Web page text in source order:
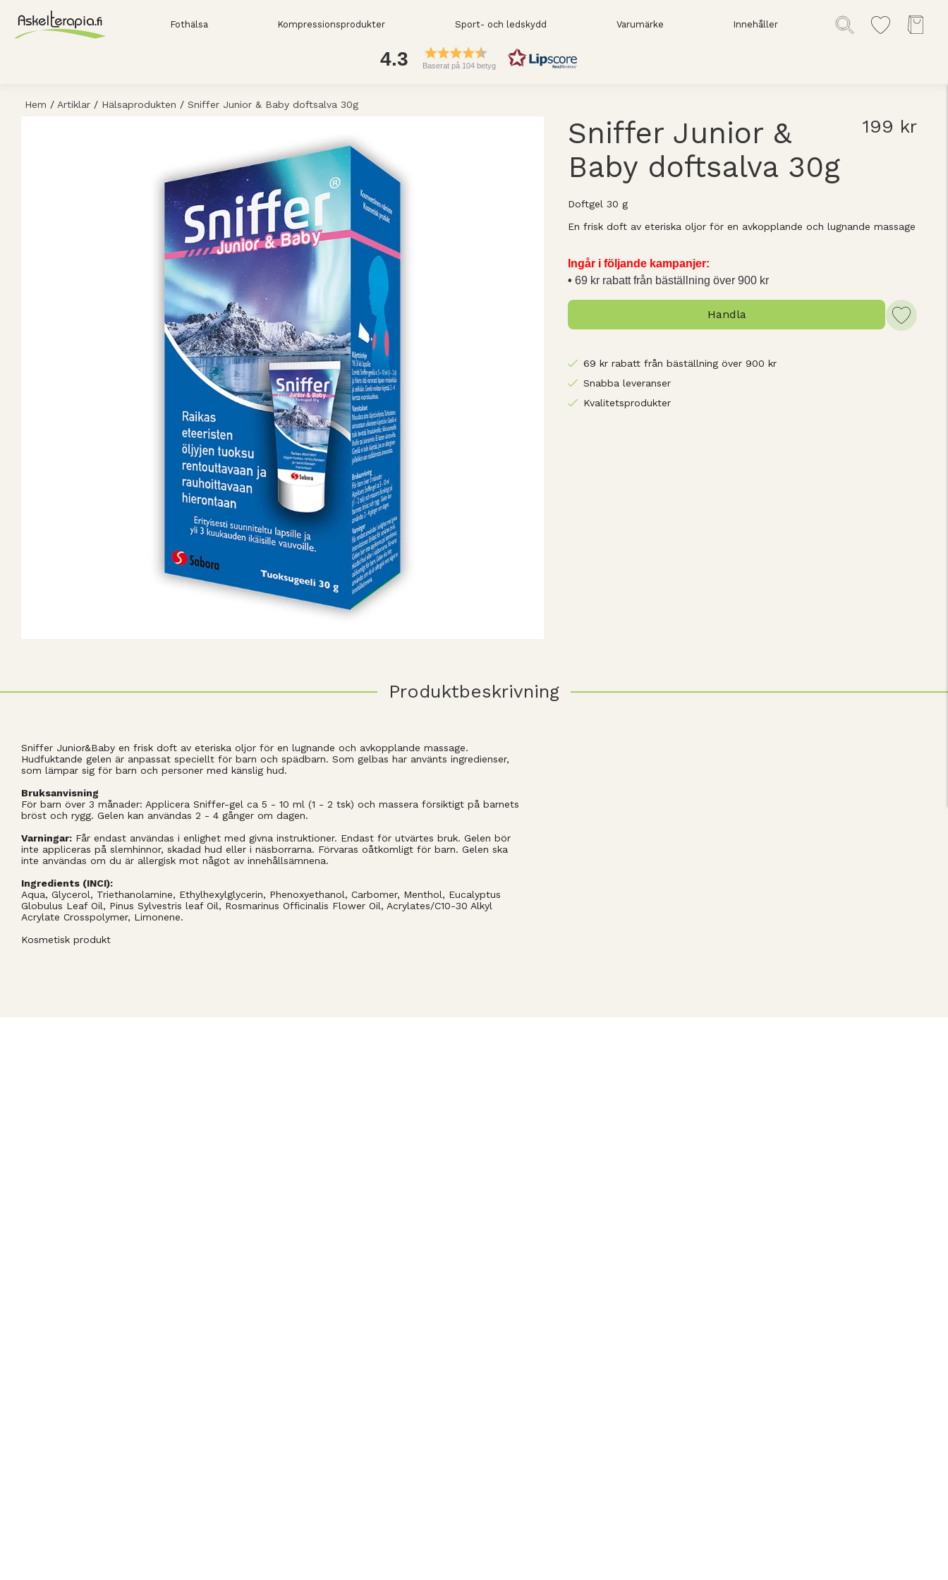
Fothälsa Kompressionsprodukter Sport- och ledskydd Varumärke Innehåller
4.3 Baserat på 104 betyg
Hem / Artiklar / Hälsaprodukten / Sniffer Junior & Baby doftsalva 30g
Sniffer Junior &
Baby doftsalva 30g
199 kr
Doftgel 30 g
En frisk doft av eteriska oljor för en avkopplande och lugnande massage
Ingår i följande kampanjer:
69 kr rabatt från bäställning över 900 kr
Handla
69 kr rabatt från bäställning över 900 kr
Snabba leveranser
Kvalitetsprodukter
Produktbeskrivning
Sniffer Junior&Baby en frisk doft av eteriska oljor för en lugnande och avkopplande massage.
Hudfuktande gelen är anpassat speciellt för barn och spädbarn. Som gelbas har använts ingredienser,
som lämpar sig för barn och personer med känslig hud.
Bruksanvisning
För barn över 3 månader: Applicera Sniffer-gel ca 5 - 10 ml (1 - 2 tsk) och massera försiktigt på barnets
bröst och rygg. Gelen kan användas 2 - 4 gånger om dagen.
Varningar: Får endast användas i enlighet med givna instruktioner. Endast för utvärtes bruk. Gelen bör
inte appliceras på slemhinnor, skadad hud eller i näsborrarna. Förvaras oåtkomligt för barn. Gelen ska
inte användas om du är allergisk mot något av innehållsämnena.
Ingredients (INCI):
Aqua, Glycerol, Triethanolamine, Ethylhexylglycerin, Phenoxyethanol, Carbomer, Menthol, Eucalyptus
Globulus Leaf Oil, Pinus Sylvestris leaf Oil, Rosmarinus Officinalis Flower Oil, Acrylates/C10-30 Alkyl
Acrylate Crosspolymer, Limonene.
Kosmetisk produkt